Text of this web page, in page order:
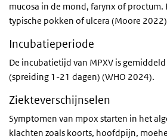
mucosa in de mond, farynx of proctum.
typische pokken of ulcera (Moore
Incubatieperiode
De incubatietijd van MPXV is
(spreiding 1-21 dagen) (WHO 2024).
Ziekteverschijnselen
Symptomen van mpox starten in het
klachten zoals koorts, hoofdpijn,